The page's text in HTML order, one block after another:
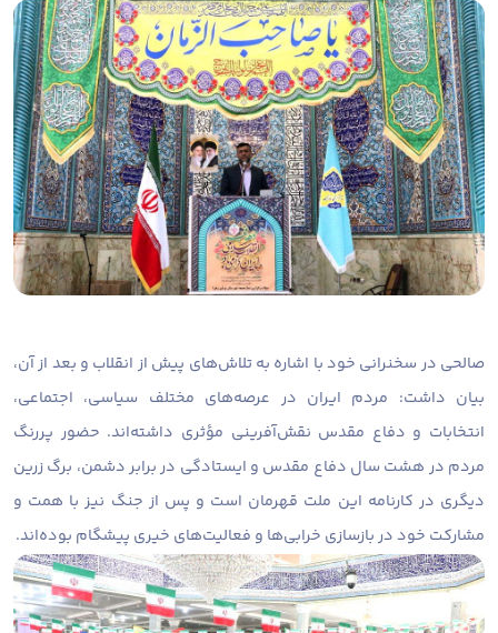
صالحی در سخنرانی خود با اشاره به تلاش‌های پیش از انقلاب و بعد از آن،
بیان داشت: مردم ایران در عرصه‌های مختلف سیاسی، اجتماعی،
انتخابات و دفاع مقدس نقش‌آفرینی مؤثری داشته‌اند. حضور پررنگ
مردم در هشت سال دفاع مقدس و ایستادگی در برابر دشمن، برگ زرین
دیگری در کارنامه این ملت قهرمان است و پس از جنگ نیز با همت و
مشارکت خود در بازسازی خرابی‌ها و فعالیت‌های خیری پیشگام بوده‌اند.